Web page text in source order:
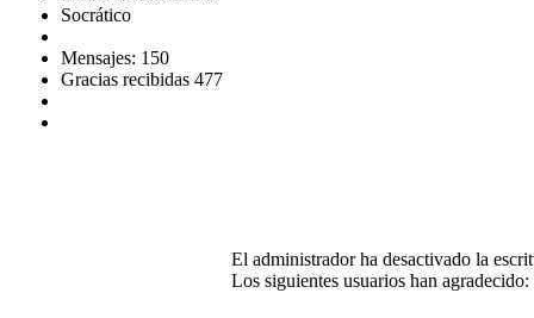
Socrático
Mensajes: 150
Gracias recibidas 477
El administrador ha desactivado la
Los siguientes usuarios han agradecido: